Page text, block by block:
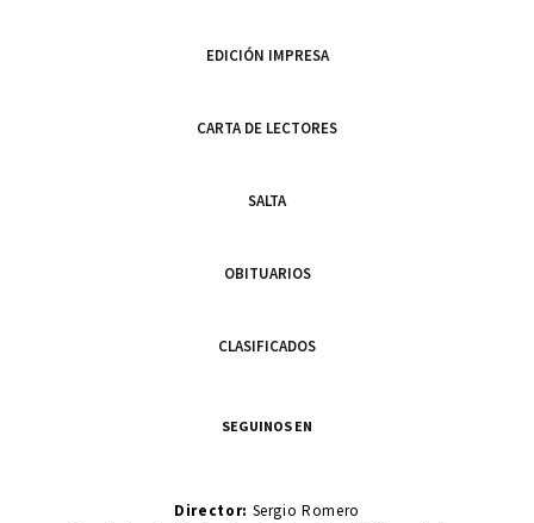
EDICIÓN IMPRESA
CARTA DE LECTORES
SALTA
OBITUARIOS
CLASIFICADOS
SEGUINOS EN
Director: Sergio Romero